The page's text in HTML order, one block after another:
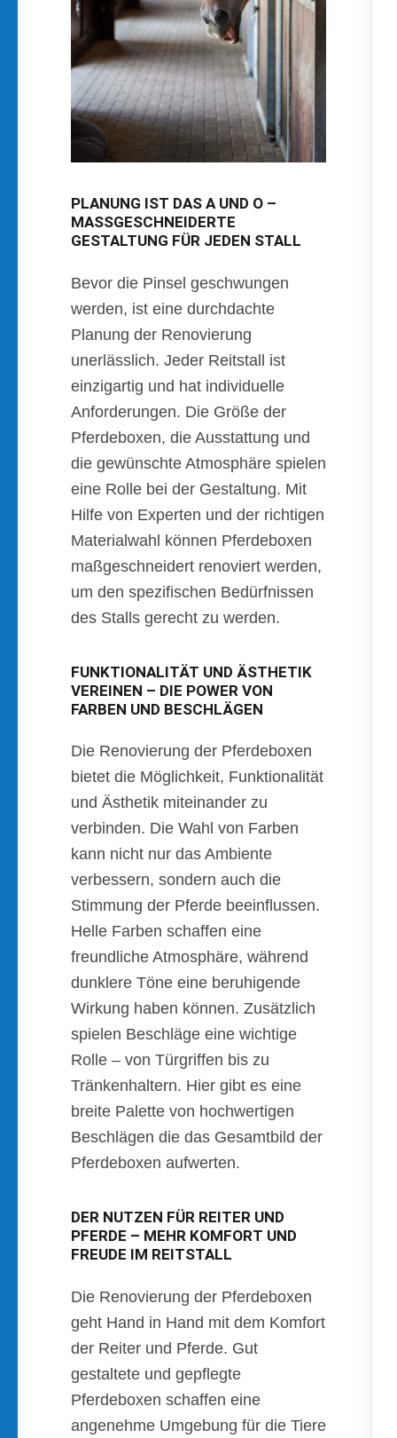
PLANUNG IST DAS A UND O –
MASSGESCHNEIDERTE G
ESTALTUNG FÜR JEDEN STALL
Bevor die Pinsel geschwungen
werden, ist eine durchdachte
Planung der Renovierung
unerlässlich. Jeder Reitstall ist
einzigartig und hat individuelle
Anforderungen. Die Größe der
Pferdeboxen, die Ausstattung und
die gewünschte Atmosphäre spielen
eine Rolle bei der Gestaltung. Mit
Hilfe von Experten und der richtigen
Materialwahl können Pferdeboxen
maßgeschneidert renoviert werden,
um den spezifischen Bedürfnissen
des Stalls gerecht zu werden.
FUNKTIONALITÄT UND ÄSTHETIK
VEREINEN – DIE POWER VON
FARBEN UND BESCHLÄGEN
Die Renovierung der Pferdeboxen
bietet die Möglichkeit, Funktionalität
und Ästhetik miteinander zu
verbinden. Die Wahl von Farben
kann nicht nur das Ambiente
verbessern, sondern auch die
Stimmung der Pferde beeinflussen.
Helle Farben schaffen eine
freundliche Atmosphäre, während
dunklere Töne eine beruhigende
Wirkung haben können. Zusätzlich
spielen Beschläge eine wichtige
Rolle – von Türgriffen bis zu
Tränkenhaltern. Hier gibt es eine
breite Palette von hochwertigen
Beschlägen die das Gesamtbild der
Pferdeboxen aufwerten.
DER NUTZEN FÜR REITER UND
PFERDE – MEHR KOMFORT UND
FREUDE IM REITSTALL
Die Renovierung der Pferdeboxen
geht Hand in Hand mit dem Komfort
der Reiter und Pferde. Gut
gestaltete und gepflegte
Pferdeboxen schaffen eine
angenehme Umgebung für die Tiere